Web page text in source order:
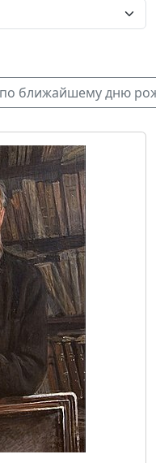
ближайшему дню